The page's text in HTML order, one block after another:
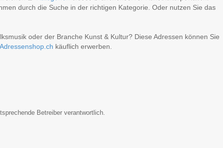
durch die Suche in der richtigen Kategorie. Oder nutzen Sie das
oder der Branche Kunst & Kultur? Diese Adressen können Sie
Adressenshop.ch käuflich erwerben.
Betreiber verantwortlich.